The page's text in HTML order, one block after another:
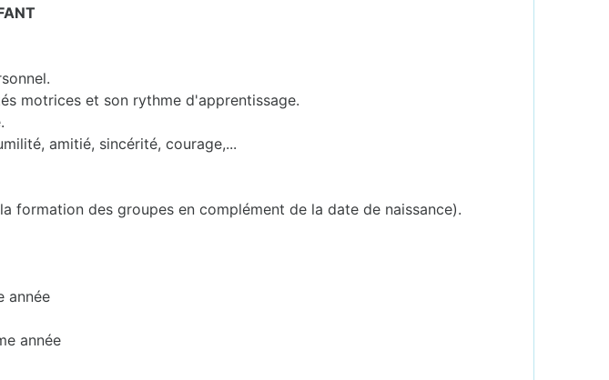
motrices et son rythme d'apprentissage.
amitié, sincérité, courage,...
formation des groupes en complément de la date de naissance).
année
année